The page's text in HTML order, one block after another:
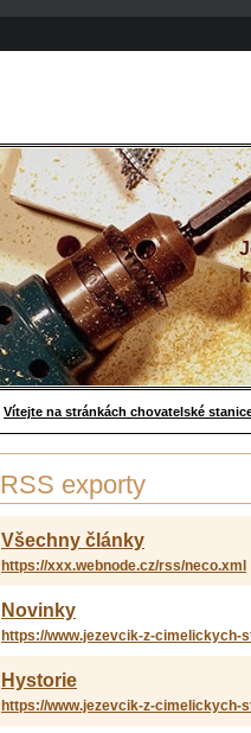
Vítejte na stránkách chovatelské
RSS exporty
Všechny články
https://xxx.webnode.cz/rss/neco.xml
Novinky
https://www.jezevcik-z-cimelickych-
Hystorie
https://www.jezevcik-z-cimelickych-